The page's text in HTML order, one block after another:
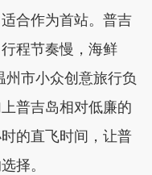
合作为首站。普吉
程节奏慢，海鲜
州市小众创意旅行负
普吉岛相对低廉的
的直飞时间，让普
择。